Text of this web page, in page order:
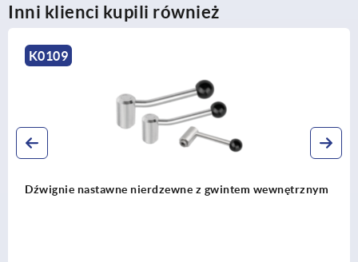
Inni klienci kupili również
K0109
Dźwignie nastawne nierdzewne z gwintem wewnętrznym